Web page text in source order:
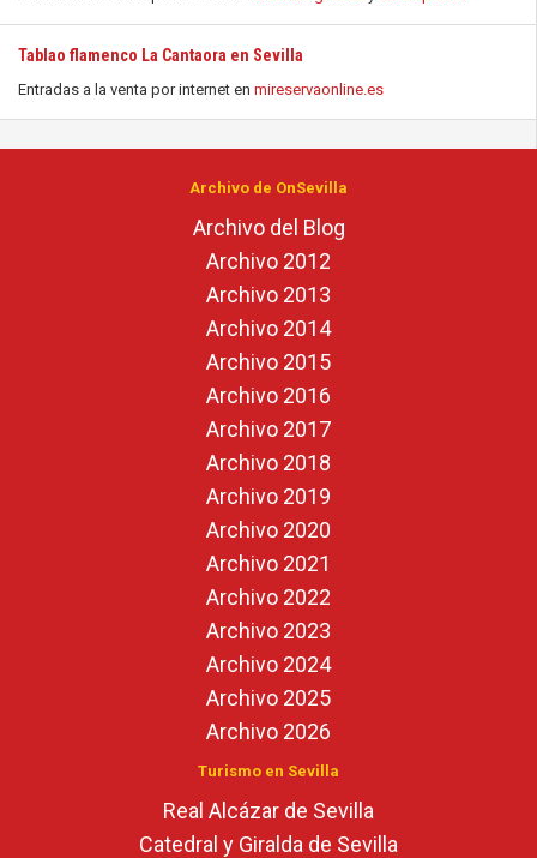
Tablao flamenco La Cantaora en Sevilla
Entradas a la venta por internet en mireservaonline.es
Archivo de OnSevilla
Archivo del Blog
Archivo 2012
Archivo 2013
Archivo 2014
Archivo 2015
Archivo 2016
Archivo 2017
Archivo 2018
Archivo 2019
Archivo 2020
Archivo 2021
Archivo 2022
Archivo 2023
Archivo 2024
Archivo 2025
Archivo 2026
Turismo en Sevilla
Real Alcázar de Sevilla
Catedral y Giralda de Sevilla